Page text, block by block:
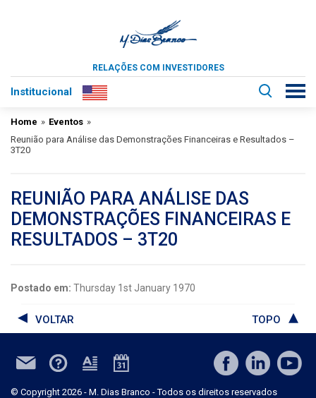
RELAÇÕES COM INVESTIDORES
Institucional
Home » Eventos »
Reunião para Análise das Demonstrações Financeiras e Resultados –
3T20
REUNIÃO PARA ANÁLISE DAS
DEMONSTRAÇÕES FINANCEIRAS E
RESULTADOS – 3T20
Postado em: Thursday 1st January 1970
VOLTAR TOPO
© Copyright 2026 - M. Dias Branco - Todos os direitos reservados